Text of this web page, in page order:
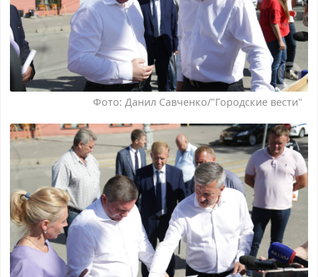
Фото: Данил Савченко/"Городские вести"